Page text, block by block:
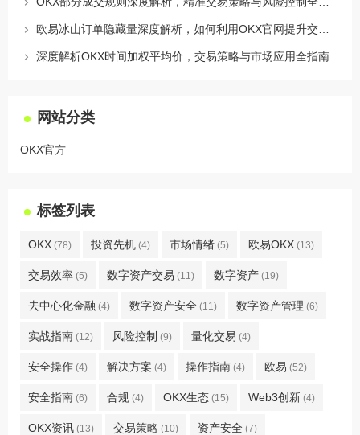
深度解析OKX时间加权平均价，交易策略与市场应用全指南
网站分类
OKX官方
标签列表
OKX (78) 投资先机 (4) 市场情绪 (5) 欧易OKX (13)
交易效率 (5) 数字资产交易 (11) 数字资产 (19)
去中心化金融 (4) 数字资产安全 (11) 数字资产管理 (6)
实战指南 (12) 风险控制 (9) 量化交易 (4)
安全操作 (4) 解决方案 (4) 操作指南 (4) 欧易 (52)
安全指南 (6) 合规 (4) OKX生态 (15) Web3创新 (4)
OKX资讯 (13) 交易策略 (10) 资产安全 (7)